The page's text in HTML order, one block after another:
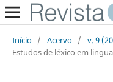
Início / Acervo / v. 9
Estudos de léxico em